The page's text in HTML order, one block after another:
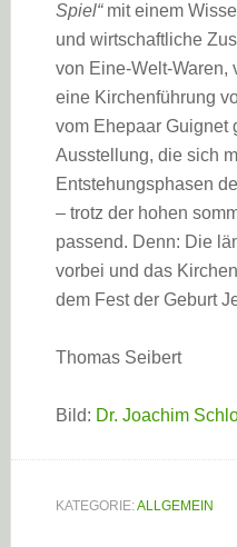
Spiel“mit einem
und wirtschaftliche
von Eine-Welt-Waren,
eine Kirchenführung
vom Ehepaar Guignet
Ausstellung, die sich
Entstehungsphasen
– trotz der hohen
passend. Denn: Die
vorbei und das
dem Fest der Geburt
Thomas Seibert
Bild: Dr. Joachim
KATEGORIE:ALLGEMEIN